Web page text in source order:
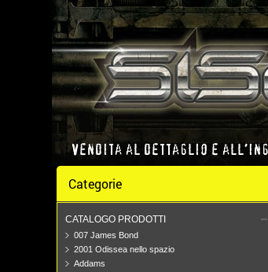
Categorie
CATALOGO PRODOTTI
007 James Bond
2001 Odissea nello spazio
Addams